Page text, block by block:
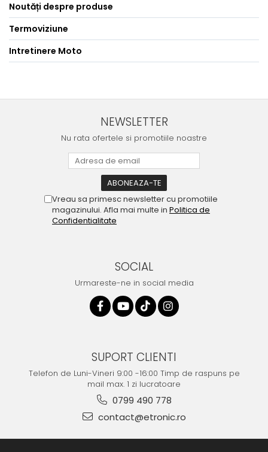
Noutăți despre produse
Termoviziune
Intretinere Moto
NEWSLETTER
Nu rata ofertele si promotiile noastre
Vreau sa primesc newsletter cu promotiile
magazinului. Afla mai multe in Politica de
Confidentialitate
SOCIAL
Urmareste-ne in social media
SUPORT CLIENTI
Telefon de Luni-Vineri 9:00 -16:00 Timp de raspuns pe
mail max. 1 zi lucratoare
0799 490 778
contact@etronic.ro